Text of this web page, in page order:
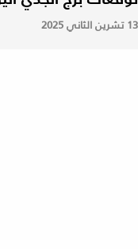
13 تشرين الثاني 2025